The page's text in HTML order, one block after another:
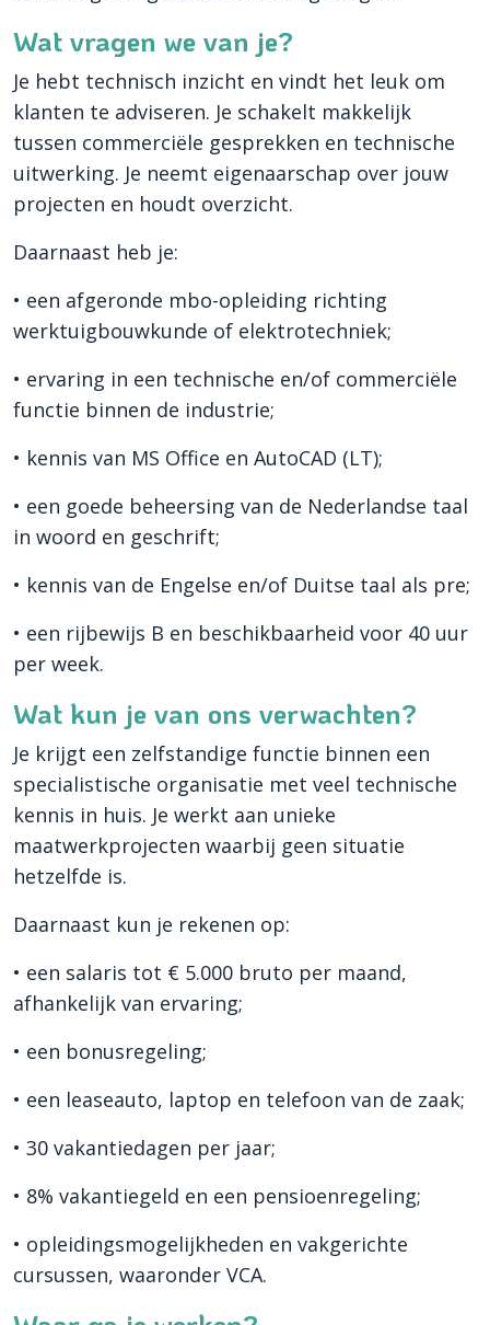
Wat vragen we van je?
Je hebt technisch inzicht en vindt het leuk om
klanten te adviseren. Je schakelt makkelijk
tussen commerciële gesprekken en technische
uitwerking. Je neemt eigenaarschap over jouw
projecten en houdt overzicht.
Daarnaast heb je:
• een afgeronde mbo-opleiding richting
werktuigbouwkunde of elektrotechniek;
• ervaring in een technische en/of commerciële
functie binnen de industrie;
• kennis van MS Office en AutoCAD (LT);
• een goede beheersing van de Nederlandse taal
in woord en geschrift;
• kennis van de Engelse en/of Duitse taal als pre;
• een rijbewijs B en beschikbaarheid voor 40 uur
per week.
Wat kun je van ons verwachten?
Je krijgt een zelfstandige functie binnen een
specialistische organisatie met veel technische
kennis in huis. Je werkt aan unieke
maatwerkprojecten waarbij geen situatie
hetzelfde is.
Daarnaast kun je rekenen op:
• een salaris tot € 5.000 bruto per maand,
afhankelijk van ervaring;
• een bonusregeling;
• een leaseauto, laptop en telefoon van de zaak;
• 30 vakantiedagen per jaar;
• 8% vakantiegeld en een pensioenregeling;
• opleidingsmogelijkheden en vakgerichte
cursussen, waaronder VCA.